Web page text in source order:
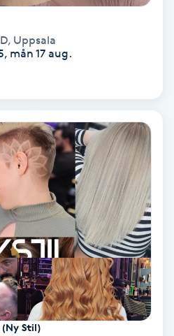
, Uppsala
mån 17 aug.
(Ny Stil)